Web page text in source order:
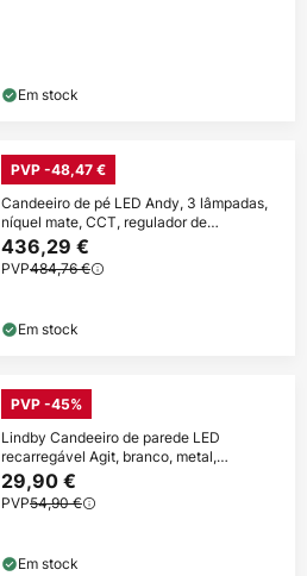
Em stock
PVP -48,47 €
Candeeiro de pé LED Andy, 3 lâmpadas,
níquel mate, CCT, regulador de
intensidade
436,29 €
PVP484,76 €
Em stock
PVP -45%
Lindby Candeeiro de parede LED
recarregável Agit, branco, metal,
regulação tátil
29,90 €
PVP54,90 €
Em stock